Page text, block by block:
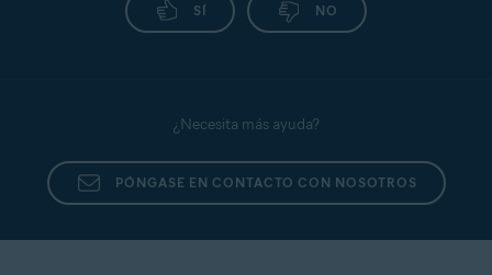
SÍ NO
¿Necesita más ayuda?
PÓNGASE EN CONTACTO CON NOSOTROS